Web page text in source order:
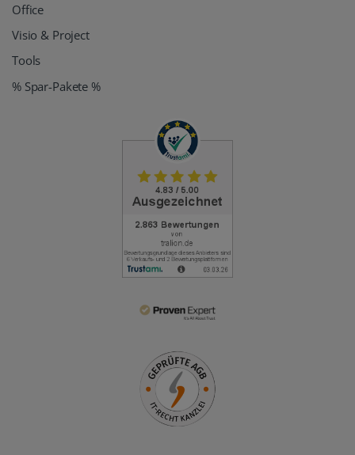
Office
Visio & Project
Tools
% Spar-Pakete %